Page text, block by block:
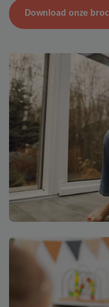
Download onze